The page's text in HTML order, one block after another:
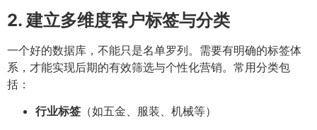
2. 建立多维度客户标签与分类
一个好的数据库，不能只是名单罗列。需要有明确的标签体
系，才能实现后期的有效筛选与个性化营销。常用分类包
括：
行业标签 （如五金、服装、机械等）